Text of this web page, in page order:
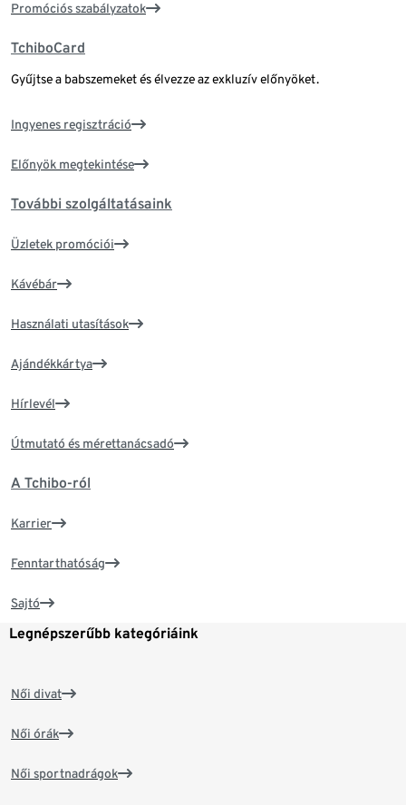
Promóciós szabályzatok
TchiboCard
Gyűjtse a babszemeket és élvezze az exkluzív előnyöket.
Ingyenes regisztráció
Előnyök megtekintése
További szolgáltatásaink
Üzletek promóciói
Kávébár
Használati utasítások
Ajándékkártya
Hírlevél
Útmutató és mérettanácsadó
A Tchibo-ról
Karrier
Fenntarthatóság
Sajtó
Legnépszerűbb kategóriáink
Női divat
Női órák
Női sportnadrágok